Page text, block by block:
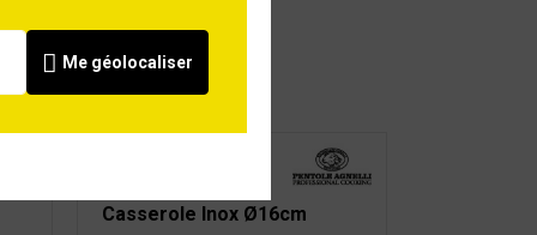
Casserole Inox Ø16cm
Me géolocaliser